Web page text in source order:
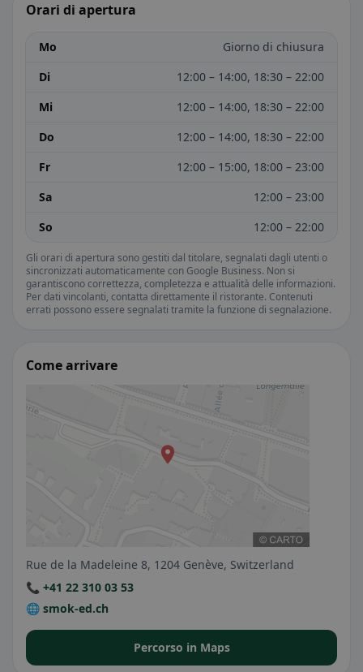
Orari di apertura
Mo
Giorno di chiusura
Di
12:00 – 14:00, 18:30 – 22:00
Mi
12:00 – 14:00, 18:30 – 22:00
Do
12:00 – 14:00, 18:30 – 22:00
Fr
12:00 – 15:00, 18:00 – 23:00
Sa
12:00 – 23:00
So
12:00 – 22:00
Gli orari di apertura sono gestiti dal titolare, segnalati dagli utenti o
sincronizzati automaticamente con Google Business. Non si
garantiscono correttezza, completezza e attualità delle informazioni.
Per dati vincolanti, contatta direttamente il ristorante. Contenuti
errati possono essere segnalati tramite la funzione di segnalazione.
Come arrivare
Rue de la Madeleine 8, 1204 Genève, Switzerland
📞 +41 22 310 03 53
🌐 smok-ed.ch
Percorso in Maps